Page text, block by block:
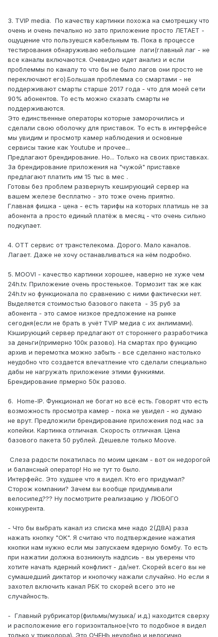
3. TVIP media. По качеству картинки похожа на смотрешку что
очень и очень печально но зато приложение просто ЛЕТАЕТ -
ощущение что пользуешся кабельным тв. Пока в процессе
тестирования обнаруживаю небольшие лаги(главный лаг - не
все каналы включаются. Очевидно идет анализ и если
проблеммы по каналу то что бы не было лагов они просто не
переключают его).Большая проблемма со смартами - не
поддерживают смарты старше 2017 года - что для моей сети
90% абонентов. То есть можно сказать смарты не
поддерживаются.
Это единственные операторы которые заморочились и
сделали свою оболочку для приставок. То есть в интерфейсе
мы увидим и просмотр камер наблюдения и основные
сервисы такие как Youtube и прочее...
Предлагают брендирование. Но... Только на своих приставках.
За брендирование приложения на "чужой" приставке
предлагают платить им 15 тыс в мес .
Готовы без проблем развернуть кеширующий сервер на
вашем железе бесплатно - это тоже очень приятно.
Главная фишка - цена - есть тарифы на которых платишь не за
абонента а просто единый платёж в месяц - что очень сильно
подкупает.
4. ОТТ сервис от транстелекома. Дорого. Мало каналов.
Лагает. Даже не хочу останавливаться на нём подробно.
5. MOOVI - качество картинки хорошее, наверно не хуже чем
24h.tv. Приложение очень простенькое. Тормозит так же как
24h.tv но функционала по сравнению с ними фактически нет.
Выделяется стоимостью базового пакета - 35 руб за
абонента - это самое низкое предложение на рынке
сегодня(если не брать в учёт TVIP медиа с их анлимами).
Кэширующий сервер предлагают от стороннего разработчика
за деньги(примерно 100к разово). На смартах про функцию
архив и перемотка можно забыть - все сделанно настолько
неудобно что создается впечатление что сделали специально
дабы не нагружать приложение этими функиями.
Брендирование прмерно 50к разово.
6. Home-IP. Функционал не богат но всё есть. Говорят что есть
возможность просмотра камер - пока не увидел - но думаю
не врут. Предложили брендирование приложения под нас за
копейки. Картинка отличная. Скорость отличная. Цена
базового пакета 50 рублей. Дешевле только Moove.
Слеза радости покатилась по моим щекам - вот он недорогой
и балансный оператор! Но не тут то было.
Интерфейс. Это худшее что я видел. Кто его придумал?
Сторож компании? Зачем вы вообще придумывали
велосипед??? Ну посмотрите реализацию у ЛЮБОГО
конкурента.
- Что бы выбрать канал из списка мне надо 2(ДВА) раза
нажать кнопку "OK". Я считаю что подтверждение нажатия
кнопки нам нужно если мы запускаем ядерную бомбу. То есть
при нажатии должна возникнуть надпсиь - вы уверены что
хотите начать ядерный конфликт - да/нет. Скорей всего вы не
сумашедший диктатор и кнопочку нажали случайно. Но если я
захотел включить канал РБК то скорей всего это не
случайность.
- Главный рубрикатор(фильмы/музыка/ и.д.) находится сверху
и расположение его горизонтальное(что то подобное я видел
только у триколора). Это ОЧЕНЬ неудобно и нелогично